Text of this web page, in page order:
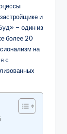
и
– один из
более 20
на
с